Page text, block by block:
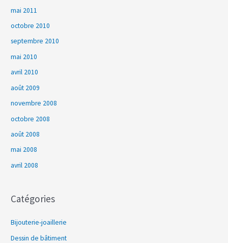
mai 2011
octobre 2010
septembre 2010
mai 2010
avril 2010
août 2009
novembre 2008
octobre 2008
août 2008
mai 2008
avril 2008
Catégories
Bijouterie-joaillerie
Dessin de bâtiment